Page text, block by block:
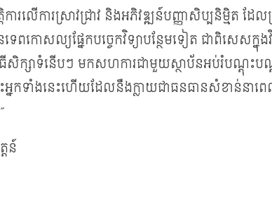
លើការស្រាវជ្រាវ និងអភិវឌ្ឍន៍បញ្ញាសិប្បនិម្មិត ដែ
ពកោសល្យផ្នែកបច្ចេកវិទ្យាបន្ថែមទៀត ជាពិសេសក្
សិក្សាទំនើបៗ មកសហការជាមួយស្ថាប័នអប់រំបណ្តុះប
អ្នកទាំងនេះហើយដែលនឹងក្លាយជាធនធានសំខាន់នាព
ន៍